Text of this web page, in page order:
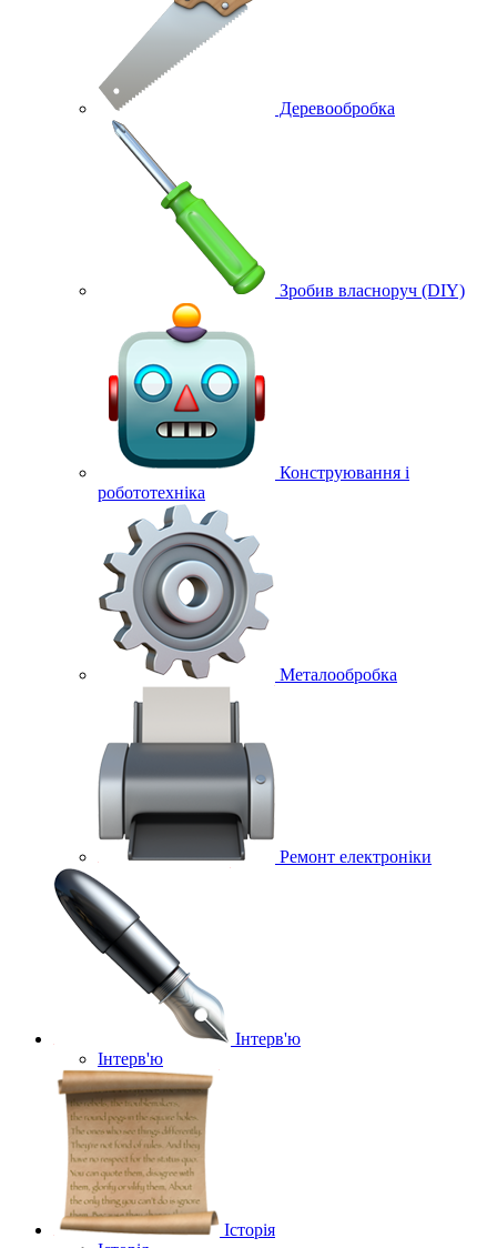
Деревообробка
Зробив власноруч (DIY)
Конструювання і
робототехніка
Металообробка
Ремонт електроніки
Інтерв'ю
Інтерв'ю
Історія